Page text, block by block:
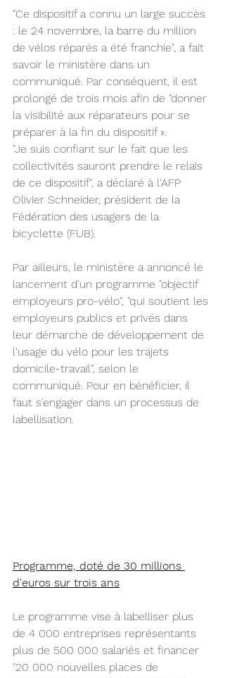
"Ce dispositif a connu un large succès
: le 24 novembre, la barre du million
de vélos réparés a été franchie", a fait
savoir le ministère dans un
communiqué. Par conséquent, il est
prolongé de trois mois afin de "donner
la visibilité aux réparateurs pour se
préparer à la fin du dispositif ».
"Je suis confiant sur le fait que les
collectivités sauront prendre le relais
de ce dispositif", a déclaré à l'AFP
Olivier Schneider, président de la
Fédération des usagers de la
bicyclette (FUB).
Par ailleurs, le ministère a annoncé le
lancement d'un programme "objectif
employeurs pro-vélo", "qui soutient les
employeurs publics et privés dans
leur démarche de développement de
l'usage du vélo pour les trajets
domicile-travail", selon le
communiqué. Pour en bénéficier, il
faut s'engager dans un processus de
labellisation.
Programme, doté de 30 millions
d'euros sur trois ans
Le programme vise à labelliser plus
de 4 000 entreprises représentants
plus de 500 000 salariés et financer
"20 000 nouvelles places de